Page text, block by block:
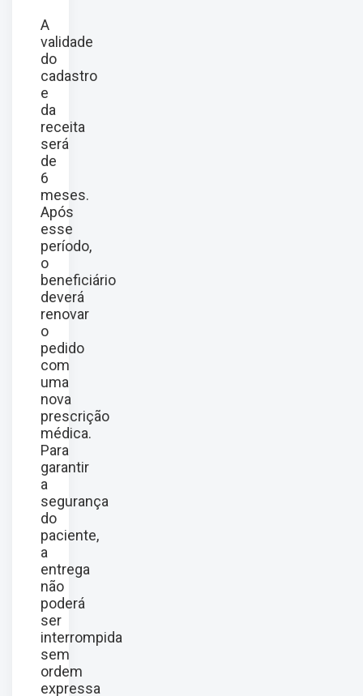
A
validade
do
cadastro
e
da
receita
será
de
6
meses.
Após
esse
período,
o
beneficiário
deverá
renovar
o
pedido
com
uma
nova
prescrição
médica.
Para
garantir
a
segurança
do
paciente,
a
entrega
não
poderá
ser
interrompida
sem
ordem
expressa